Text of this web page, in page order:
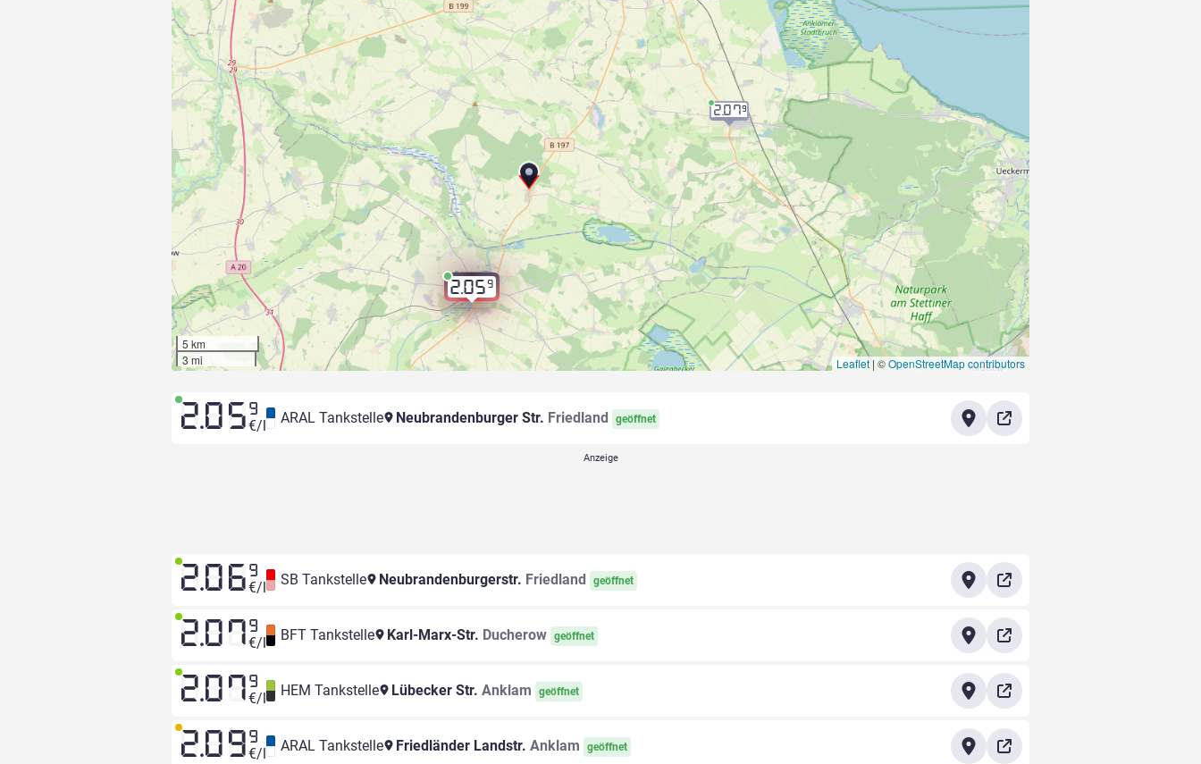
2.059
2.069
2.079
5 km
3 mi
Leaflet | ©OpenStreetMap contributors
2.05 9
€/l ARAL Tankstelle Neubrandenburger Str. Friedland geöffnet
2.06 9
€/l SB Tankstelle Neubrandenburgerstr. Friedland geöffnet
2.07 9
€/l BFT Tankstelle Karl-Marx-Str. Ducherow geöffnet
2.07 9
€/l HEM Tankstelle Lübecker Str. Anklam geöffnet
2.09 9
€/l ARAL Tankstelle Friedländer Landstr. Anklam geöffnet